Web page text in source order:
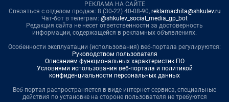
РЕКЛАМА НА САЙТЕ
Связаться с отделом продаж: 8 (30-22) 40-08-90, reklamachita@shkulev.ru
Чат-бот в телеграм: @shkulev_social_media_gp_bot
Редакция сайта не несет ответственности за достоверность
информации, содержащейся в рекламных объявлениях.
Особенности эксплуатации (использования) веб-портала регулируются:
Руководством пользователя
Описанием функциональных характеристик ПО
Условиями использования веб-портала и политикой
конфиденциальности персональных данных
Веб-портал распространяется в виде интернет-сервиса, специальные
действия по установке на стороне пользователя не требуются